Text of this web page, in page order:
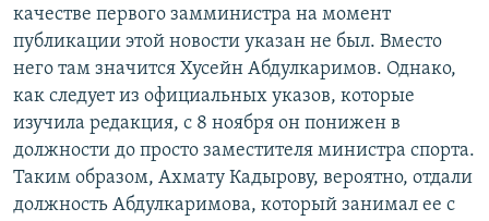
качестве первого замминистра на момент
публикации этой новости указан не был. Вместо
него там значится Хусейн Абдулкаримов. Однако,
как следует из официальных указов, которые
изучила редакция, с 8 ноября он понижен в
должности до просто заместителя министра спорта.
Таким образом, Ахмату Кадырову, вероятно, отдали
должность Абдулкаримова, который занимал ее с